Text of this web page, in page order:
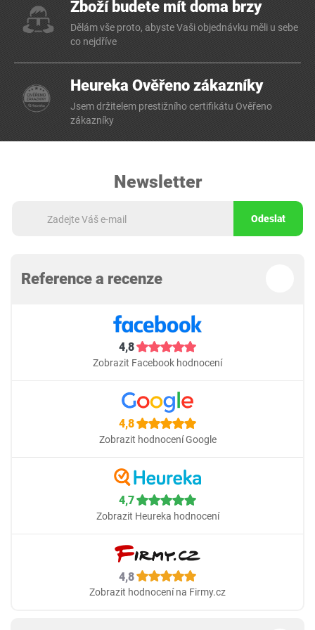
Zboží budete mít doma brzy
Dělám vše proto, abyste Vaši objednávku měli u sebe
co nejdříve
Heureka Ověřeno zákazníky
Jsem držitelem prestižního certifikátu Ověřeno
zákazníky
Newsletter
Odeslat
Reference a recenze
4,8
Zobrazit Facebook hodnocení
4,8
Zobrazit hodnocení Google
4,7
Zobrazit Heureka hodnocení
4,8
Zobrazit hodnocení na Firmy.cz